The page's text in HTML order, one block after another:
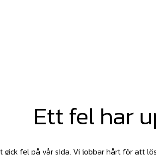
Ett fel har
gick fel på vår sida. Vi jobbar hårt för att